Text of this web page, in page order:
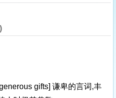
gifts] 谦卑的言词,丰